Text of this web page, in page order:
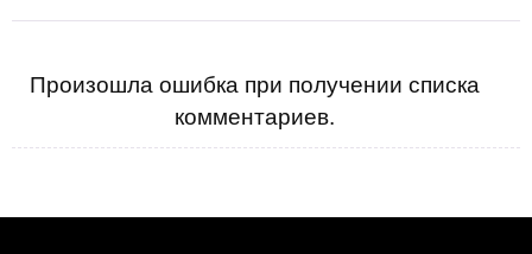
Произошла ошибка при получении списка
комментариев.